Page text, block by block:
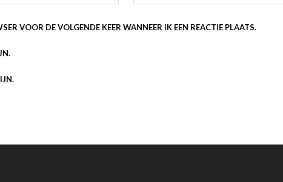
VOOR DE VOLGENDE KEER WANNEER IK EEN REACTIE PLAATS.